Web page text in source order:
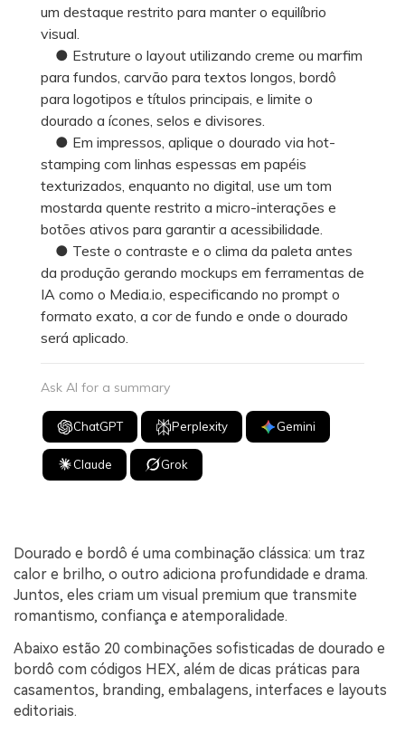
um destaque restrito para manter o equilíbrio
visual.
● Estruture o layout utilizando creme ou marfim
para fundos, carvão para textos longos, bordô
para logotipos e títulos principais, e limite o
dourado a ícones, selos e divisores.
● Em impressos, aplique o dourado via hot-
stamping com linhas espessas em papéis
texturizados, enquanto no digital, use um tom
mostarda quente restrito a micro-interações e
botões ativos para garantir a acessibilidade.
● Teste o contraste e o clima da paleta antes
da produção gerando mockups em ferramentas de
IA como o Media.io, especificando no prompt o
formato exato, a cor de fundo e onde o dourado
será aplicado.
Ask AI for a summary
ChatGPT Perplexity Gemini
Claude Grok
Dourado e bordô é uma combinação clássica: um traz
calor e brilho, o outro adiciona profundidade e drama.
Juntos, eles criam um visual premium que transmite
romantismo, confiança e atemporalidade.
Abaixo estão 20 combinações sofisticadas de dourado e
bordô com códigos HEX, além de dicas práticas para
casamentos, branding, embalagens, interfaces e layouts
editoriais.